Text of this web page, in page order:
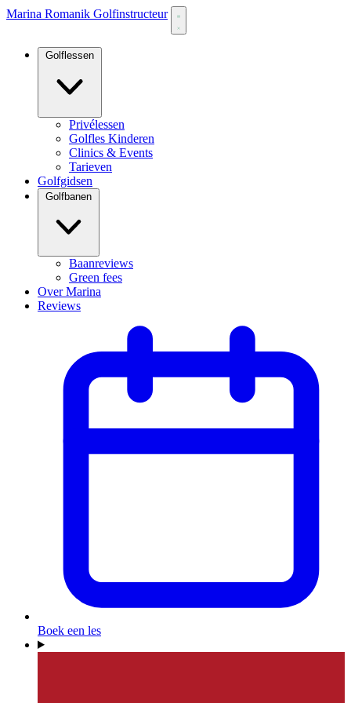
Marina Romanik Golfinstructeur
Privélessen
Golfles Kinderen
Clinics & Events
Tarieven
Golfgidsen
Baanreviews
Green fees
Over Marina
Reviews
Boek een les